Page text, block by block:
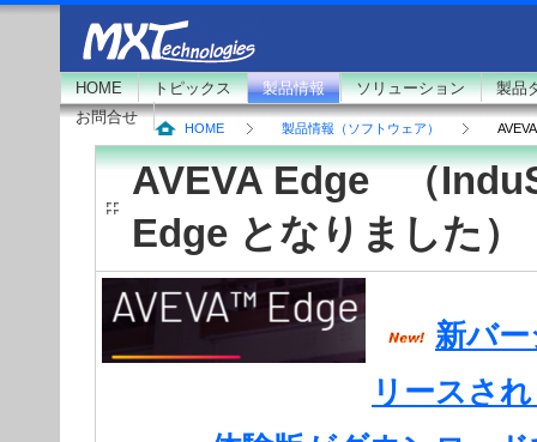
HOME トピックス 製品情報 ソリューション
製品
お問合せ
HOME 製品情報（ソフトウェア）
AVEVA Edge （
Edge となりました）
新バ
リースさ